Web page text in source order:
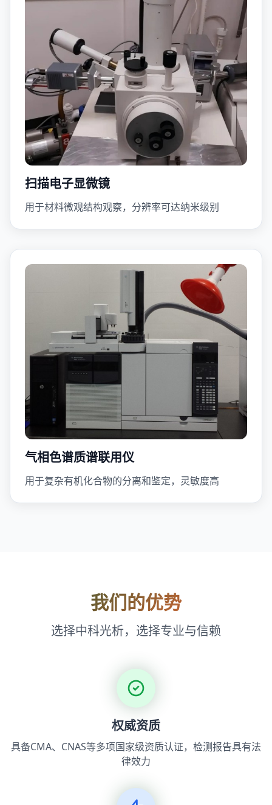
扫描电子显微镜
用于材料微观结构观察，分辨率可达纳米级别
气相色谱质谱联用仪
用于复杂有机化合物的分离和鉴定，灵敏度高
我们的优势
选择中科光析，选择专业与信赖
权威资质
具备CMA、CNAS等多项国家级资质认证，检测报告具有法
律效力